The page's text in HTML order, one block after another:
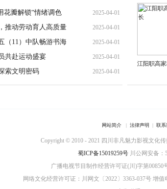
花瓣解锁“情绪调色
2025-04-01
推动劳动育人高质量
2025-04-01
（11）中队畅游书海 2025-04-01
共赴运动盛宴 2025-04-01
索文明密码 2025-04-01
动
江阳职高
网站简介| 法律声明 | 联系
Copyright © 2010 - 2021 四川非凡魅力影视文化
蜀ICP备15019259号 川公网安备：
广播电视节目制作经营许可证(川)字第00850
网络文化经营许可证：川网文〔2022〕3363-037号 增值